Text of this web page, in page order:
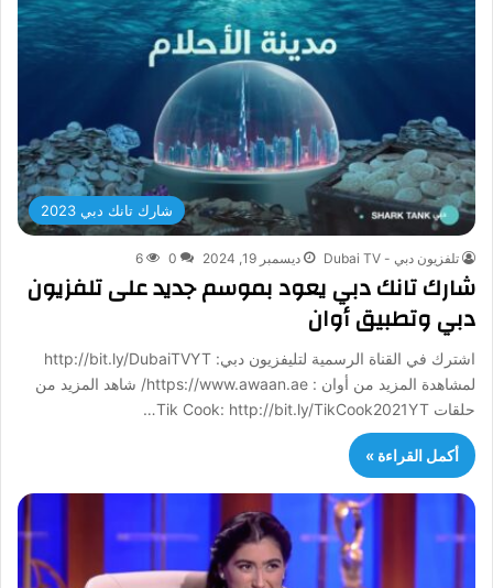
شارك تانك دبي 2023
تلفزيون دبي - Dubai TV ديسمبر 19, 2024 0
6
شارك تانك دبي يعود بموسم جديد على تلفزيون
دبي وتطبيق أوان
اشترك في القناة الرسمية لتليفزيون دبي: http://bit.ly/DubaiTVYT
لمشاهدة المزيد من أوان : https://www.awaan.ae/ شاهد المزيد من
حلقات Tik Cook: http://bit.ly/TikCook2021YT…
أكمل القراءة »